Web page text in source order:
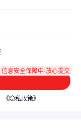
信息安全保障中·放心提交
《隐私政策》